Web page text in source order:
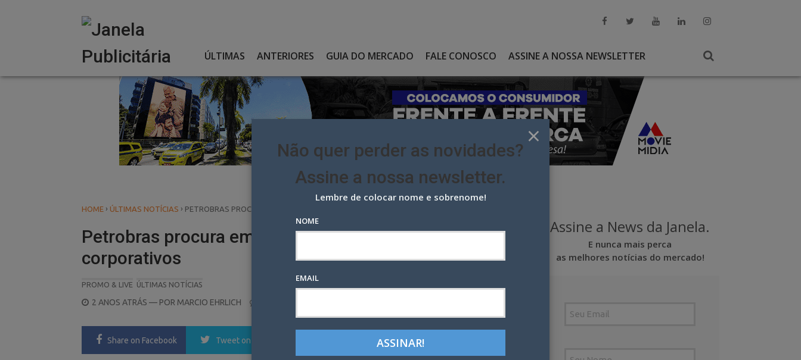
ÚLTIMAS ANTERIORES GUIA DO MERCADO FALE CONOSCO ASSINE A NOSSA NEWSLETTER
HOME › ÚLTIMAS NOTÍCIAS › PETROBRAS PROCURA EMPRESA PARA GERIR SEUS EVENTOS CORPORATIVOS
Petrobras procura empresa para gerir seus eventos
corporativos
PROMO & LIVE ÚLTIMAS NOTÍCIAS
POSTED
2 ANOS ATRÁS — POR MARCIO EHRLICH
Share on Facebook Tweet on Twitter LinkedIn Pinterest
Assine a News da Janela.
E nunca mais perca
as melhores notícias do mercado!
×
Não quer perder as novidades?
Assine a nossa newsletter.
Lembre de colocar nome e sobrenome!
NOME
EMAIL